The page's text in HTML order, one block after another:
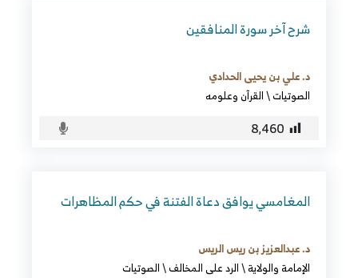
شرح آخر سورة المنافقين
د. علي بن يحيى الحدادي
الصوتيات\القرآن وعلومه
8٬460
المغامسي يوافق دعاة الفتنة في حكم المظاهرات
د. عبدالعزيز بن ريس الريس
الإمامة والولاية\الرد على المخالف\الصوتيات